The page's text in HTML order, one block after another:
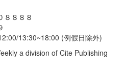
８８８８
13:30~18:00 (例假日除外)
a division of Cite Publishing